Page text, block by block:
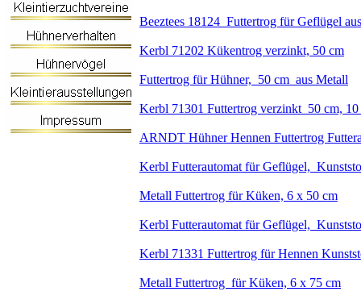
Beeztees 18124 Futtertrog für Geflügel
Kerbl 71202 Kükentrog verzinkt, 50 cm
Futtertrog für Hühner, 50 cm aus Metall
Kerbl 71301 Futtertrog verzinkt 50 cm,
ARNDT Hühner Hennen Futtertrog
Kerbl Futterautomat für Geflügel,
Metall Futtertrog für Küken, 6 x 50 cm
Kerbl Futterautomat für Geflügel,
Kerbl 71331 Futtertrog für Hennen
Metall Futtertrog für Küken, 6 x 75 cm